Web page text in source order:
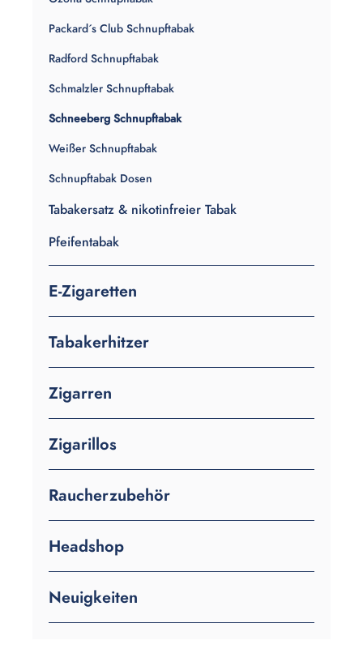
Packard´s Club Schnupftabak
Radford Schnupftabak
Schmalzler Schnupftabak
Schneeberg Schnupftabak
Weißer Schnupftabak
Schnupftabak Dosen
Tabakersatz & nikotinfreier Tabak
Pfeifentabak
E-Zigaretten
Tabakerhitzer
Zigarren
Zigarillos
Raucherzubehör
Headshop
Neuigkeiten